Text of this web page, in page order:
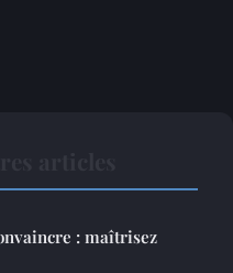
: maîtrisez